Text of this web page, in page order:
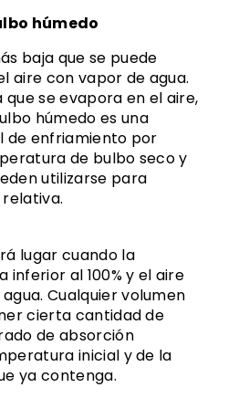
húmedo
baja que se puede
aire con vapor de agua.
se evapora en el aire,
húmedo es una
de enfriamiento por
de bulbo seco y
utilizarse para
lugar cuando la
inferior al 100% y el aire
Cualquier volumen
cierta cantidad de
de absorción
inicial y de la
ya contenga.